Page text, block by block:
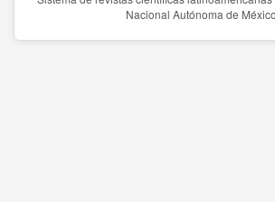
Nacional Autónoma de